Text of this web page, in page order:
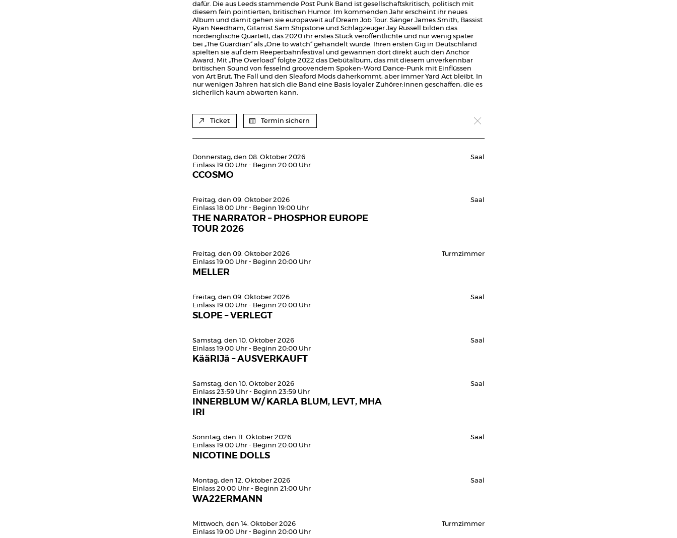
dafür. Die aus Leeds stammende Post Punk Band ist gesellschaftskritisch, politisch mit
diesem fein pointierten, britischen Humor. Im kommenden Jahr erscheint ihr neues
Album und damit gehen sie europaweit auf Dream Job Tour. Sänger James Smith, Bassist
Ryan Needham, Gitarrist Sam Shipstone und Schlagzeuger Jay Russell bilden das
nordenglische Quartett, das 2020 ihr erstes Stück veröffentlichte und nur wenig später
bei „The Guardian“ als „One to watch“ gehandelt wurde. Ihren ersten Gig in Deutschland
spielten sie auf dem Reeperbahnfestival und gewannen dort direkt auch den Anchor
Award. Mit „The Overload“ folgte 2022 das Debütalbum, das mit diesem unverkennbar
britischen Sound von fesselnd groovendem Spoken-Word Dance-Punk mit Einflüssen
von Art Brut, The Fall und den Sleaford Mods daherkommt, aber immer Yard Act bleibt. In
nur wenigen Jahren hat sich die Band eine Basis loyaler Zuhörer:innen geschaffen, die es
sicherlich kaum abwarten kann.
Ticket Termin sichern
Donnerstag, den 08. Oktober 2026
Einlass 19:00 Uhr - Beginn 20:00 Uhr
CCOSMO
Saal
Freitag, den 09. Oktober 2026
Einlass 18:00 Uhr - Beginn 19:00 Uhr
THE NARRATOR – PHOSPHOR EUROPE
TOUR 2026
Saal
Freitag, den 09. Oktober 2026
Einlass 19:00 Uhr - Beginn 20:00 Uhr
MELLER
Turmzimmer
Freitag, den 09. Oktober 2026
Einlass 19:00 Uhr - Beginn 20:00 Uhr
SLOPE – VERLEGT
Saal
Samstag, den 10. Oktober 2026
Einlass 19:00 Uhr - Beginn 20:00 Uhr
KääRIJä – AUSVERKAUFT
Saal
Samstag, den 10. Oktober 2026
Einlass 23:59 Uhr - Beginn 23:59 Uhr
INNERBLUM W/ KARLA BLUM, LEVT, MHA
IRI
Saal
Sonntag, den 11. Oktober 2026
Einlass 19:00 Uhr - Beginn 20:00 Uhr
NICOTINE DOLLS
Saal
Montag, den 12. Oktober 2026
Einlass 20:00 Uhr - Beginn 21:00 Uhr
WA22ERMANN
Saal
Mittwoch, den 14. Oktober 2026
Einlass 19:00 Uhr - Beginn 20:00 Uhr
Turmzimmer